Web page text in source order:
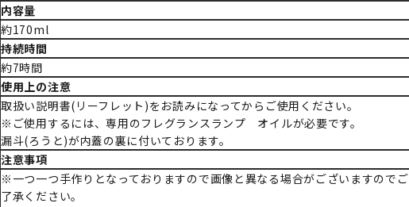
内容量
約170ml
持続時間
約7時間
使用上の注意
取扱い説明書(リーフレット)をお読みになってからご使用ください。
※ご使用するには、専用のフレグランスランプ オイルが必要です。
漏斗(ろうと)が内蓋の裏に付いております。
注意事項
※一つ一つ手作りとなっておりますので画像と異なる場合がございますのでご
了承ください。